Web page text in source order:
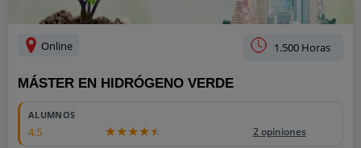
Online 1.500 Horas
MÁSTER EN HIDRÓGENO VERDE
ALUMNOS
4.5 2 opiniones